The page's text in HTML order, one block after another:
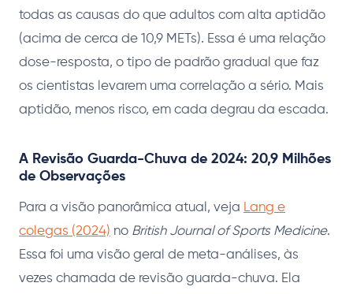
todas as causas do que adultos com alta aptidão
(acima de cerca de 10,9 METs). Essa é uma relação
dose-resposta, o tipo de padrão gradual que faz
os cientistas levarem uma correlação a sério. Mais
aptidão, menos risco, em cada degrau da escada.
A Revisão Guarda-Chuva de 2024: 20,9 Milhões
de Observações
Para a visão panorâmica atual, veja Lang e
colegas (2024) no British Journal of Sports Medicine.
Essa foi uma visão geral de meta-análises, às
vezes chamada de revisão guarda-chuva. Ela